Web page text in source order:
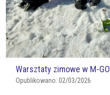
Warsztaty zimowe w M-
Opublikowano: 02/03/2026